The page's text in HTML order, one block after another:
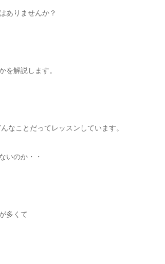
ありませんか？
を解説します。
なことだってレッスンしています。
いのか・・
多くて